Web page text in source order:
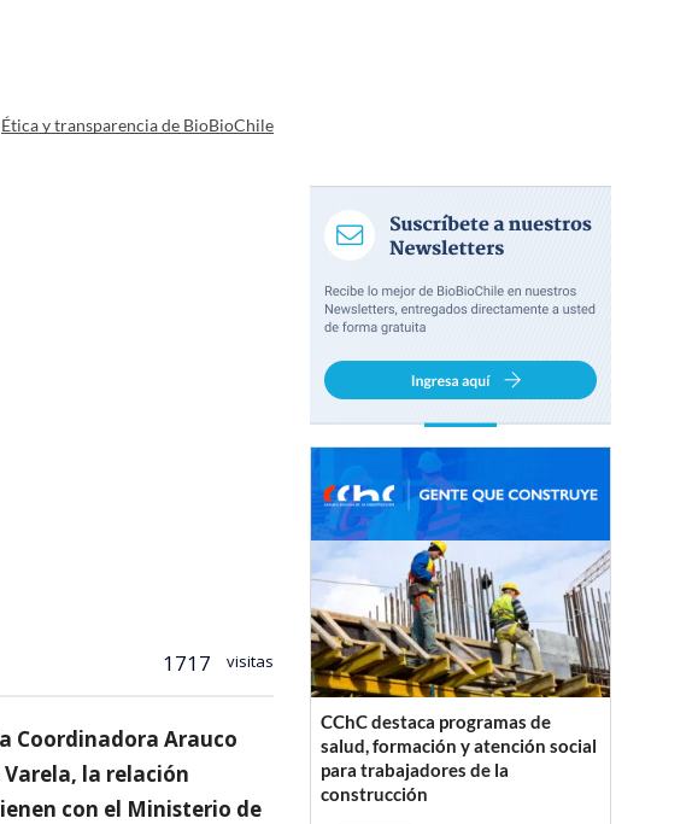
Ética y transparencia de BioBioChile
1717 visitas
Coordinadora Arauco
la relación
con el Ministerio de
CChC destaca programas de
salud, formación y atención social
para trabajadores de la
construcción